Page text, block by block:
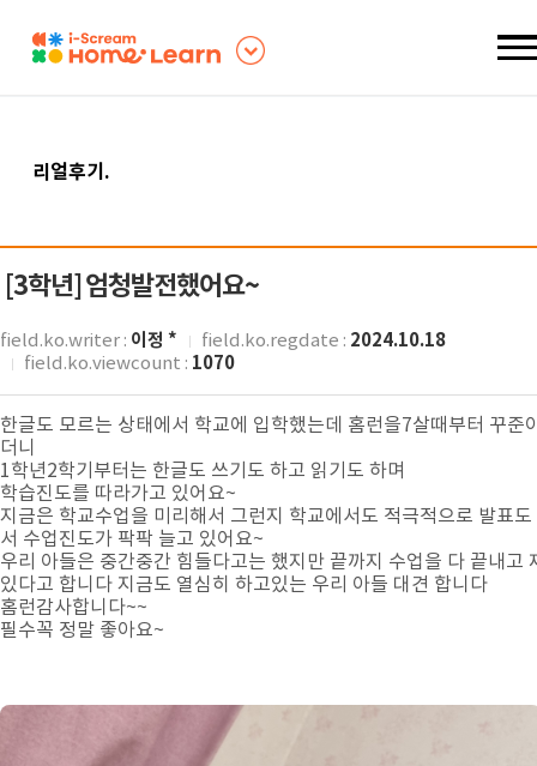
리얼후기 .
[3학년] 엄청발전했어요~
field.ko.writer : 이정 * field.ko.regdate : 2024.10.18
field.ko.viewcount : 1070
한글도 모르는 상태에서 학교에 입학했는데 홈런을7살때부터 꾸준
더니
1학년2학기부터는 한글도 쓰기도 하고 읽기도 하며
학습진도를 따라가고 있어요~
지금은 학교수업을 미리해서 그런지 학교에서도 적극적으로 발표도
서 수업진도가 팍팍 늘고 있어요~
우리 아들은 중간중간 힘들다고는 했지만 끝까지 수업을 다 끝내고
있다고 합니다 지금도 열심히 하고있는 우리 아들 대견 합니다
홈런감사합니다~~
필수꼭 정말 좋아요~